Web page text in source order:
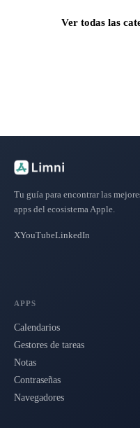
Ver todas las
Tu guía para encontrar las
apps del ecosistema Apple.
XYouTubeLinkedIn
APPS
Calendarios
Gestores de tareas
Notas
Contraseñas
Navegadores